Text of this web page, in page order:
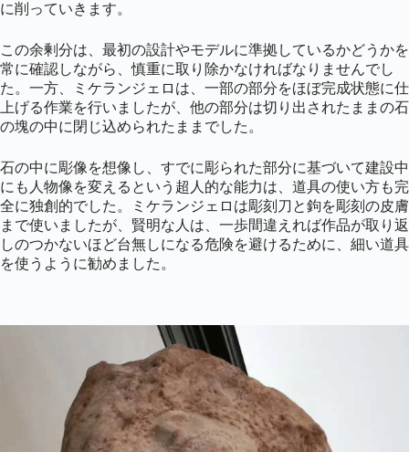
に削っていきます。
この余剰分は、最初の設計やモデルに準拠しているかどうかを
常に確認しながら、慎重に取り除かなければなりませんでし
た。一方、ミケランジェロは、一部の部分をほぼ完成状態に仕
上げる作業を行いましたが、他の部分は切り出されたままの石
の塊の中に閉じ込められたままでした。
石の中に彫像を想像し、すでに彫られた部分に基づいて建設中
にも人物像を変えるという超人的な能力は、道具の使い方も完
全に独創的でした。ミケランジェロは彫刻刀と鉤を彫刻の皮膚
まで使いましたが、賢明な人は、一歩間違えれば作品が取り返
しのつかないほど台無しになる危険を避けるために、細い道具
を使うように勧めました。